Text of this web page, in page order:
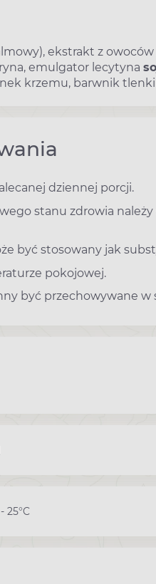
ekstrakt z
emulgator lecytyna
krzemu, barwnik
dziennej porcji.
stanu zdrowia
być stosowany jak
pokojowej.
być przechowywane w
25°C